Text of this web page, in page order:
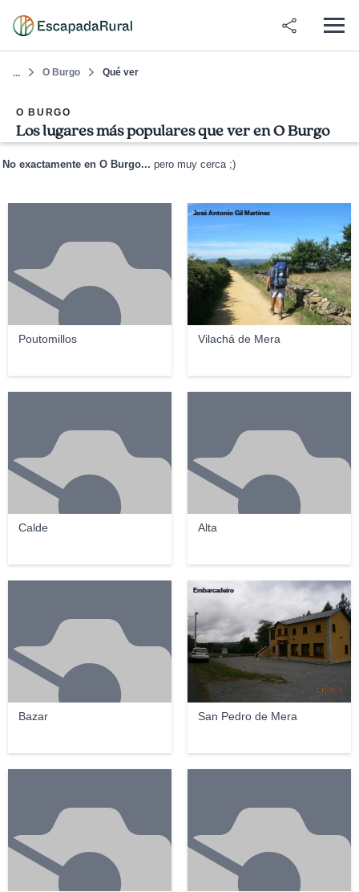
... O Burgo Qué ver
O BURGO
Los lugares más populares que ver en O Burgo
No exactamente en O Burgo... pero muy cerca ;)
Poutomillos Vilachá de Mera
José Antonio Gil Martínez
Calde Alta
Bazar San Pedro de Mera
Embarcadeiro